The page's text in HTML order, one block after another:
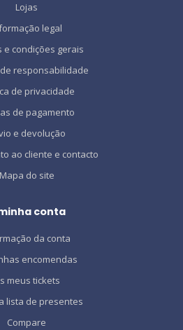
Lojas
legal
e condições gerais
responsabilidade
de privacidade
de pagamento
e devolução
ao cliente e contacto
Mapa do site
conta
da conta
encomendas
meus tickets
lista de presentes
Compare